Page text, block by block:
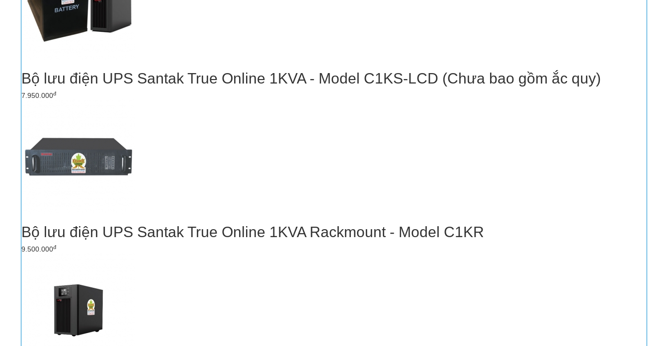
Bộ lưu điện UPS Santak True Online 1KVA - Model C1KS-LCD (Chưa bao gồm ắc quy)
7.950.000đ
Bộ lưu điện UPS Santak True Online 1KVA Rackmount - Model C1KR
9.500.000đ